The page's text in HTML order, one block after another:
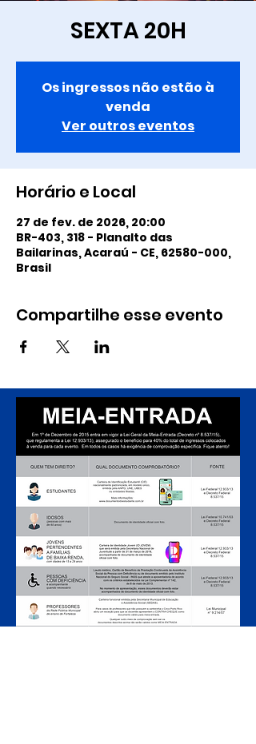
SEXTA 20H
Os ingressos não estão à
venda
Ver outros eventos
Horário e Local
27 de fev. de 2026, 20:00
BR-403, 318 - Planalto das
Bailarinas, Acaraú - CE, 62580-000,
Brasil
Compartilhe esse evento